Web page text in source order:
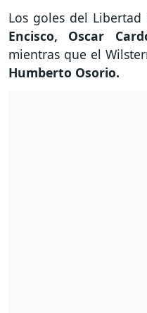
Los goles del
Encisco, Oscar
mientras que el
Humberto Osorio.